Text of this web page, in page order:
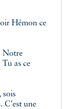
Hémon ce
Notre
Tu as ce
sois
C'est une